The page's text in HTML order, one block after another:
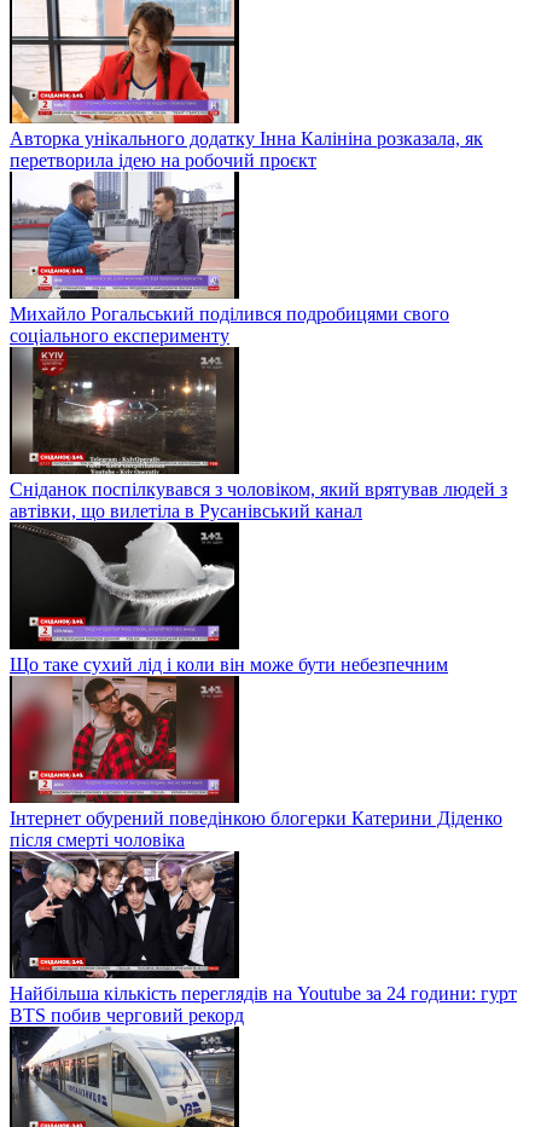
Авторка унікального додатку Інна Калініна розказала, як
перетворила ідею на робочий проєкт
Михайло Рогальський поділився подробицями свого
соціального експерименту
Сніданок поспілкувався з чоловіком, який врятував людей з
автівки, що вилетіла в Русанівський канал
Що таке сухий лід і коли він може бути небезпечним
Інтернет обурений поведінкою блогерки Катерини Діденко
після смерті чоловіка
Найбільша кількість переглядів на Youtube за 24 години: гурт
BTS побив черговий рекорд